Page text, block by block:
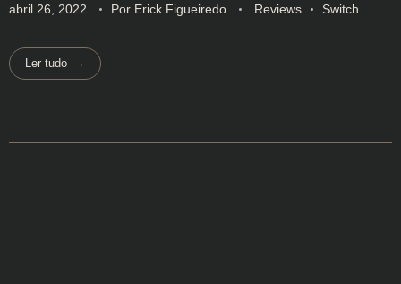
abril 26, 2022 Por Erick Figueiredo Reviews Switch
Ler tudo